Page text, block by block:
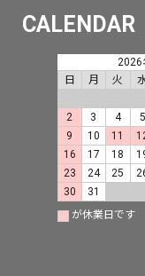
CALENDAR
2026
日
月 火
2
3 4 5
9
10 11
16
17 18
23
24 25
30
31
が休業日です